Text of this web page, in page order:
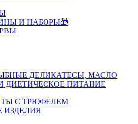
И НАБОРЫ🎁
ДЕЛИКАТЕСЫ, МАСЛО
ДИЕТИЧЕСКОЕ ПИТАНИЕ
С ТРЮФЕЛЕМ
ИЗДЕЛИЯ